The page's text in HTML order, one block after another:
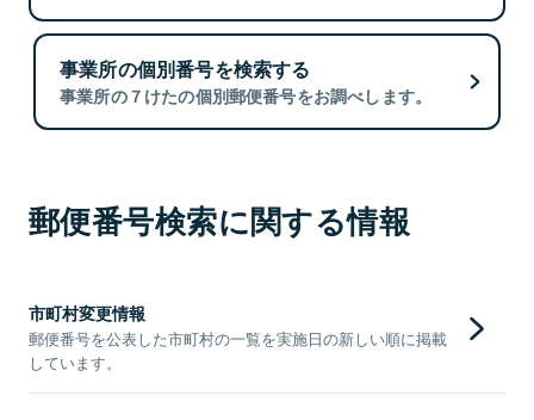
事業所の個別番号を検索する
事業所の７けたの個別郵便番号をお調べします。
郵便番号検索に関する情報
市町村変更情報
郵便番号を公表した市町村の一覧を実施日の新しい順に掲載
しています。